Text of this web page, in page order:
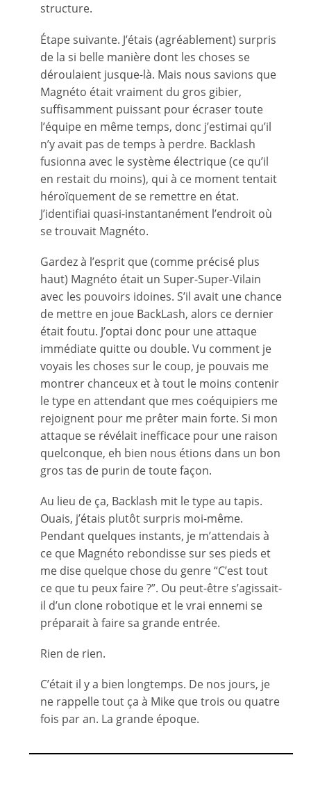
structure.
Étape suivante. J’étais (agréablement) surpris
de la si belle manière dont les choses se
déroulaient jusque-là. Mais nous savions que
Magnéto était vraiment du gros gibier,
suffisamment puissant pour écraser toute
l’équipe en même temps, donc j’estimai qu’il
n’y avait pas de temps à perdre. Backlash
fusionna avec le système électrique (ce qu’il
en restait du moins), qui à ce moment tentait
héroïquement de se remettre en état.
J’identifiai quasi-instantanément l’endroit où
se trouvait Magnéto.
Gardez à l’esprit que (comme précisé plus
haut) Magnéto était un Super-Super-Vilain
avec les pouvoirs idoines. S’il avait une chance
de mettre en joue BackLash, alors ce dernier
était foutu. J’optai donc pour une attaque
immédiate quitte ou double. Vu comment je
voyais les choses sur le coup, je pouvais me
montrer chanceux et à tout le moins contenir
le type en attendant que mes coéquipiers me
rejoignent pour me prêter main forte. Si mon
attaque se révélait inefficace pour une raison
quelconque, eh bien nous étions dans un bon
gros tas de purin de toute façon.
Au lieu de ça, Backlash mit le type au tapis.
Ouais, j’étais plutôt surpris moi-même.
Pendant quelques instants, je m’attendais à
ce que Magnéto rebondisse sur ses pieds et
me dise quelque chose du genre “C’est tout
ce que tu peux faire ?”. Ou peut-être s’agissait-
il d’un clone robotique et le vrai ennemi se
préparait à faire sa grande entrée.
Rien de rien.
C’était il y a bien longtemps. De nos jours, je
ne rappelle tout ça à Mike que trois ou quatre
fois par an. La grande époque.